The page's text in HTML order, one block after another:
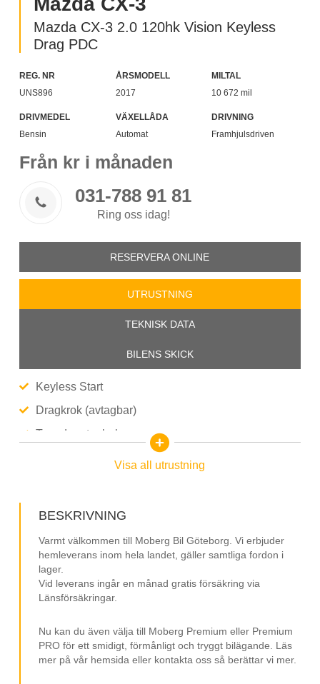
Mazda CX-3 2.0 120hk Vision Keyless
Drag PDC
REG. NR
UNS896
ÅRSMODELL
2017
MILTAL
10 672 mil
DRIVMEDEL
Bensin
VÄXELLÅDA
Automat
DRIVNING
Framhjulsdriven
Från kr i månaden
 031-788 91 81
Ring oss idag!
RESERVERA ONLINE
UTRUSTNING
TEKNISK DATA
BILENS SKICK
Keyless Start
Dragkrok (avtagbar)
Tonade rutor bak
Rattvärme
Multifunktionsratt
Stolsvärme fram
Elspeglar
Infällbara sidospeglar
Visa all utrustning
BESKRIVNING
Varmt välkommen till Moberg Bil Göteborg. Vi erbjuder
hemleverans inom hela landet, gäller samtliga fordon i
lager.
Vid leverans ingår en månad gratis försäkring via
Länsförsäkringar.
Nu kan du även välja till Moberg Premium eller Premium
PRO för ett smidigt, förmånligt och tryggt bilägande. Läs
mer på vår hemsida eller kontakta oss så berättar vi mer.